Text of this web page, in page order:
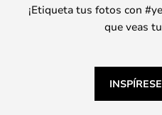
¡Etiqueta tus fotos con
que veas